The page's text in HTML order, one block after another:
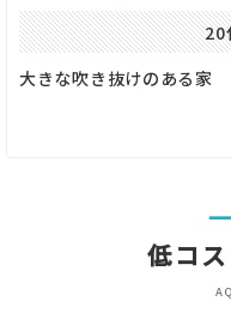
20
大きな吹き抜けのある家
低コ